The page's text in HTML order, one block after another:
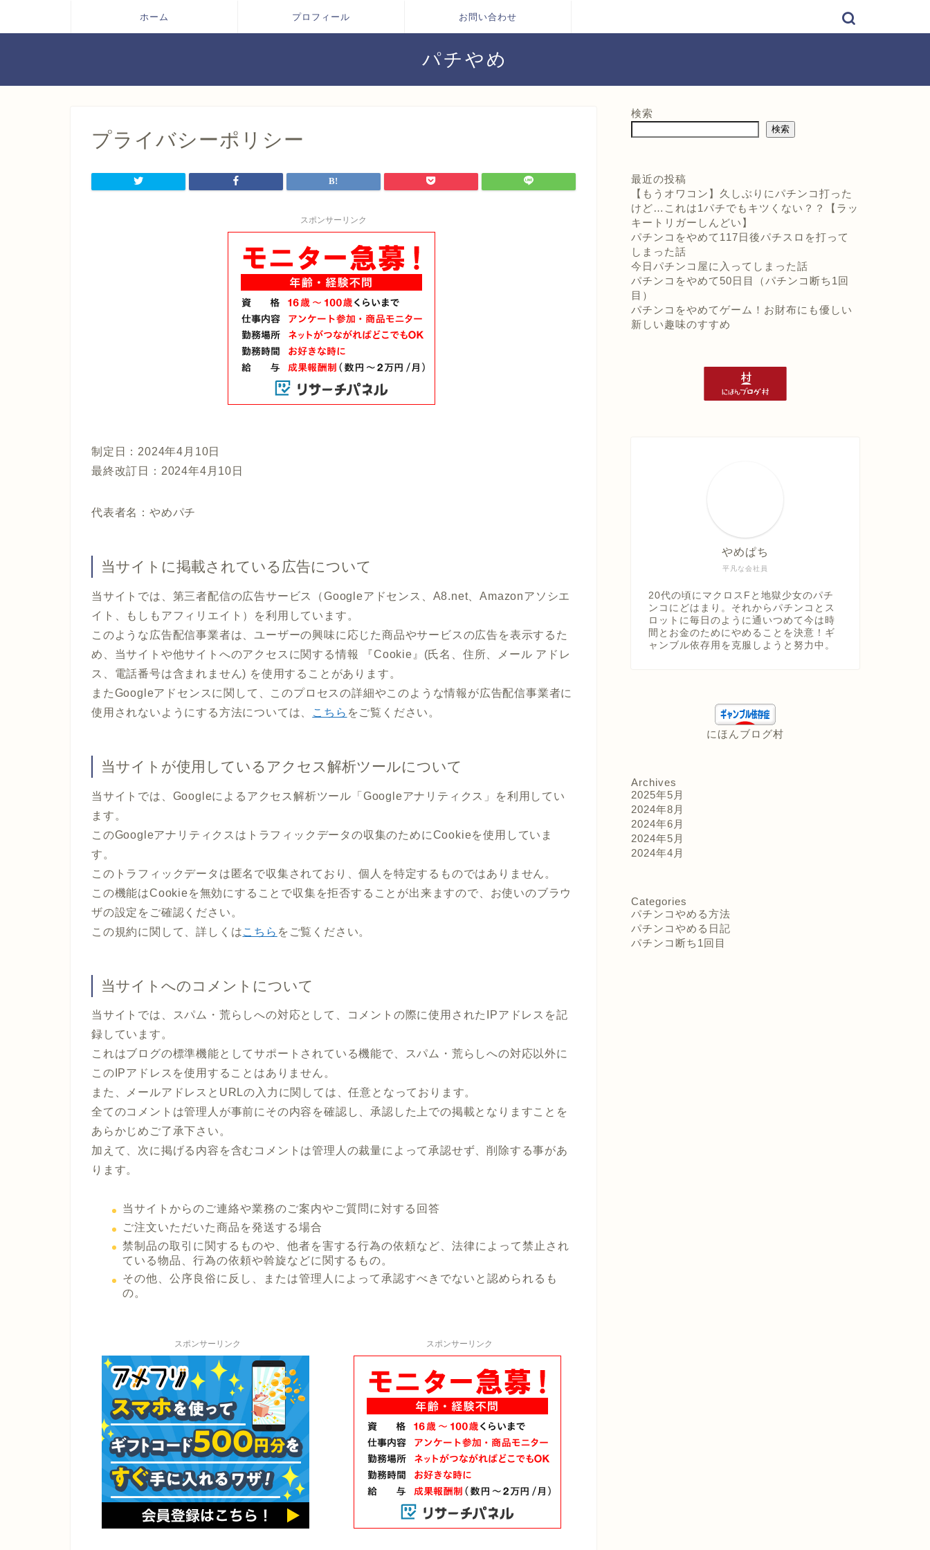
ホーム プロフィール お問い合わせ
パチやめ
プライバシーポリシー
スポンサーリンク
制定日：2024年4月10日
最終改訂日：2024年4月10日
代表者名：やめパチ
当サイトに掲載されている広告について
当サイトでは、第三者配信の広告サービス（Googleアドセンス、A8.net、Amazonアソシエ
イト、もしもアフィリエイト）を利用しています。
このような広告配信事業者は、ユーザーの興味に応じた商品やサービスの広告を表示するた
め、当サイトや他サイトへのアクセスに関する情報 『Cookie』(氏名、住所、メール アドレ
ス、電話番号は含まれません) を使用することがあります。
またGoogleアドセンスに関して、このプロセスの詳細やこのような情報が広告配信事業者に
使用されないようにする方法については、
こちら をご覧ください。
当サイトが使用しているアクセス解析ツールについて
当サイトでは、Googleによるアクセス解析ツール「Googleアナリティクス」を利用してい
ます。
このGoogleアナリティクスはトラフィックデータの収集のためにCookieを使用していま
す。
このトラフィックデータは匿名で収集されており、個人を特定するものではありません。
この機能はCookieを無効にすることで収集を拒否することが出来ますので、お使いのブラウ
ザの設定をご確認ください。
この規約に関して、詳しくはこちら をご覧ください。
当サイトへのコメントについて
当サイトでは、スパム・荒らしへの対応として、コメントの際に使用されたIPアドレスを記
録しています。
これはブログの標準機能としてサポートされている機能で、スパム・荒らしへの対応以外に
このIPアドレスを使用することはありません。
また、メールアドレスとURLの入力に関しては、任意となっております。
全てのコメントは管理人が事前にその内容を確認し、承認した上での掲載となりますことを
あらかじめご了承下さい。
加えて、次に掲げる内容を含むコメントは管理人の裁量によって承認せず、削除する事があ
ります。
当サイトからのご連絡や業務のご案内やご質問に対する回答
ご注文いただいた商品を発送する場合
禁制品の取引に関するものや、他者を害する行為の依頼など、法律によって禁止され
ている物品、行為の依頼や斡旋などに関するもの。
その他、公序良俗に反し、または管理人によって承認すべきでないと認められるも
の。
スポンサーリンク スポンサーリンク
検索
検索
最近の投稿
【もうオワコン】久しぶりにパチンコ打った
けど…これは1パチでもキツくない？？【ラッ
キートリガーしんどい】
パチンコをやめて117日後パチスロを打って
しまった話
今日パチンコ屋に入ってしまった話
パチンコをやめて50日目（パチンコ断ち1回
目）
パチンコをやめてゲーム！お財布にも優しい
新しい趣味のすすめ
平凡な会社員
やめぱち
20代の頃にマクロスFと地獄少女のパチ
ンコにどはまり。それからパチンコとス
ロットに毎日のように通いつめて今は時
間とお金のためにやめることを決意！ギ
ャンブル依存用を克服しようと努力中。
にほんブログ村
Archives
2025年5月
2024年8月
2024年6月
2024年5月
2024年4月
Categories
パチンコやめる方法
パチンコやめる日記
パチンコ断ち1回目